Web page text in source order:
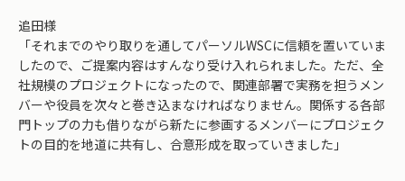
追田様
「それまでのやり取りを通してパーソルWSCに信頼を置いていま
したので、ご提案内容はすんなり受け入れられました。ただ、全
社規模のプロジェクトになったので、関連部署で実務を担うメン
バーや役員を次々と巻き込まなければなりません。関係する各部
門トップの力も借りながら新たに参画するメンバーにプロジェク
トの目的を地道に共有し、合意形成を取っていきました」